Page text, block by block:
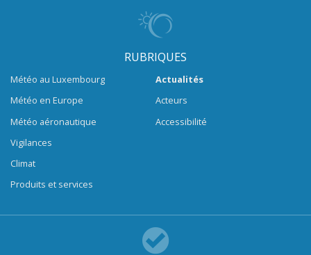
RUBRIQUES
Météo au Luxembourg
Météo en Europe
Météo aéronautique
Vigilances
Climat
Produits et services
Actualités
Acteurs
Accessibilité